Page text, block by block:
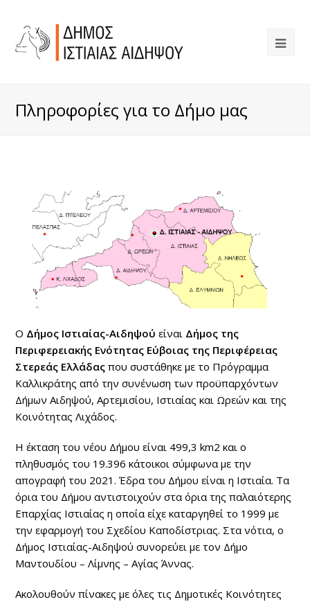
Πληροφορίες για το Δήμο μας
Ο Δήμος Ιστιαίας-Αιδηψού είναι Δήμος της
Περιφερειακής Ενότητας Εύβοιας της Περιφέρειας
Στερεάς Ελλάδας που συστάθηκε με το Πρόγραμμα
Καλλικράτης από την συνένωση των προϋπαρχόντων
Δήμων Αιδηψού, Αρτεμισίου, Ιστιαίας και Ωρεών και της
Κοινότητας Λιχάδος.
Η έκταση του νέου Δήμου είναι 499,3 km2 και ο
πληθυσμός του 19.396 κάτοικοι σύμφωνα με την
απογραφή του 2021. Έδρα του Δήμου είναι η Ιστιαία. Τα
όρια του Δήμου αντιστοιχούν στα όρια της παλαιότερης
Επαρχίας Ιστιαίας η οποία είχε καταργηθεί το 1999 με
την εφαρμογή του Σχεδίου Καποδίστριας. Στα νότια, ο
Δήμος Ιστιαίας-Αιδηψού συνορεύει με τον Δήμο
Μαντουδίου – Λίμνης – Αγίας Άννας.
Ακολουθούν πίνακες με όλες τις Δημοτικές Κοινότητες